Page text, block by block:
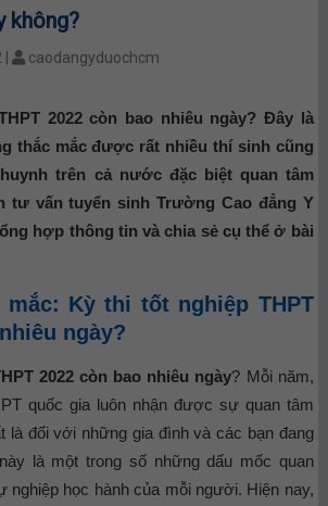
không?
caodangyduochcm
2022 còn bao nhiêu ngày? Đây là
thắc mắc được rất nhiều thí sinh cũng
trên cả nước đặc biệt quan tâm
tư vấn tuyển sinh Trường Cao đẳng Y
hợp thông tin và chia sẻ cụ thể ở bài
mắc: Kỳ thi tốt nghiệp THPT
ngày?
2022 còn bao nhiêu ngày? Mỗi năm,
quốc gia luôn nhận được sự quan tâm
là đối với những gia đình và các bạn đang
là một trong số những dấu mốc quan
nghiệp học hành của mỗi người. Hiện nay,